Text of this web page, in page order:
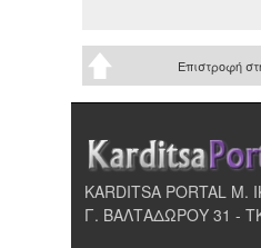
Επιστροφή
KARDITSA PORTAL Μ.
Γ. ΒΑΛΤΑΔΩΡΟΥ 31 -